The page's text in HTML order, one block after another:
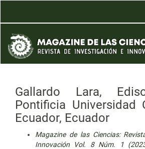
Contenido
principal
Barra
lateral
Gallardo Lara,
Pontificia Universidad
Ecuador, Ecuador
Magazine de las Ciencias:
Innovación Vol. 8 Núm. 1